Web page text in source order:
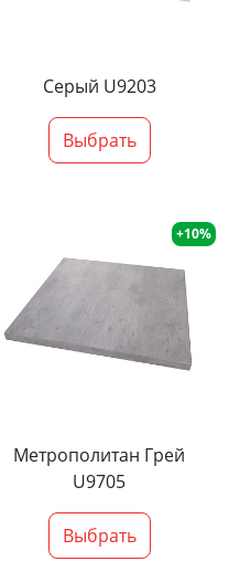
Серый U9203
Выбрать
+10%
Метрополитан Грей
U9705
Выбрать